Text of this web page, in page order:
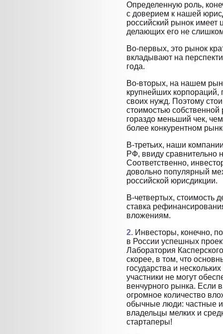
Определенную роль,
с доверием к нашей
российский рынок имеет
делающих его не
Во-первых, это рынок
вкладывают на
года.
Во-вторых, на нашем
крупнейших
своих нужд. Поэтому
стоимостью собственной
гораздо меньший чек,
более конкурентном
В-третьих, наши
РФ, ввиду сравнительно
Соответственно,
довольно популярный
российской юрисдикции.
В-четвертых, стоимость
ставка
вложениям.
2. Инвесторы, конечно,
в России успешных
Лаборатория
скорее, в том, что
государства и
участники не могут
венчурного рынка. Если
огромное количество
обычные люди: частные
владельцы мелких и
стартаперы!